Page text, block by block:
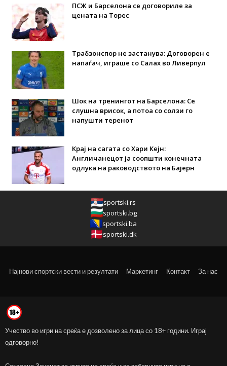
ПСЖ и Барселона се договориле за
цената на Торес
Трабзонспор не застанува: Договорен е
напаѓач, играше со Салах во Ливерпул
Шок на тренингот на Барселона: Се
слушна врисок, а потоа со солзи го
напушти теренот
Крај на сагата со Хари Кејн:
Англичанецот ја соопшти конечната
одлука на раководството на Бајерн
sportski.rs
sportski.bg
sportski.ba
sportski.dk
Најнови спортски вести и резултати Маркетинг Контакт За нас
Учество во игри на среќа е дозволено за лица со 18+ години. Играј
одговорно!